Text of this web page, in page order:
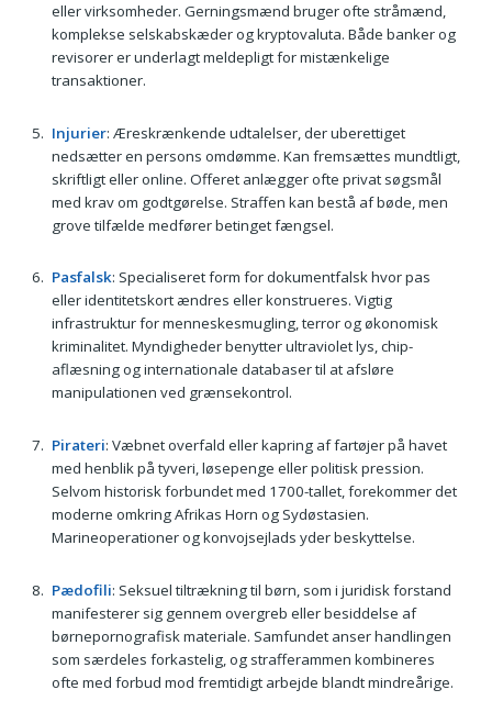
eller virksomheder. Gerningsmænd bruger ofte stråmænd,
komplekse selskabskæder og kryptovaluta. Både banker og
revisorer er underlagt meldepligt for mistænkelige
transaktioner.
Injurier: Æreskrænkende udtalelser, der uberettiget
nedsætter en persons omdømme. Kan fremsættes mundtligt,
skriftligt eller online. Offeret anlægger ofte privat søgsmål
med krav om godtgørelse. Straffen kan bestå af bøde, men
grove tilfælde medfører betinget fængsel.
Pasfalsk: Specialiseret form for dokumentfalsk hvor pas
eller identitetskort ændres eller konstrueres. Vigtig
infrastruktur for menneskesmugling, terror og økonomisk
kriminalitet. Myndigheder benytter ultraviolet lys, chip-
aflæsning og internationale databaser til at afsløre
manipulationen ved grænsekontrol.
Pirateri: Væbnet overfald eller kapring af fartøjer på havet
med henblik på tyveri, løsepenge eller politisk pression.
Selvom historisk forbundet med 1700-tallet, forekommer det
moderne omkring Afrikas Horn og Sydøstasien.
Marineoperationer og konvojsejlads yder beskyttelse.
Pædofili: Seksuel tiltrækning til børn, som i juridisk forstand
manifesterer sig gennem overgreb eller besiddelse af
børnepornografisk materiale. Samfundet anser handlingen
som særdeles forkastelig, og strafferammen kombineres
ofte med forbud mod fremtidigt arbejde blandt mindreårige.